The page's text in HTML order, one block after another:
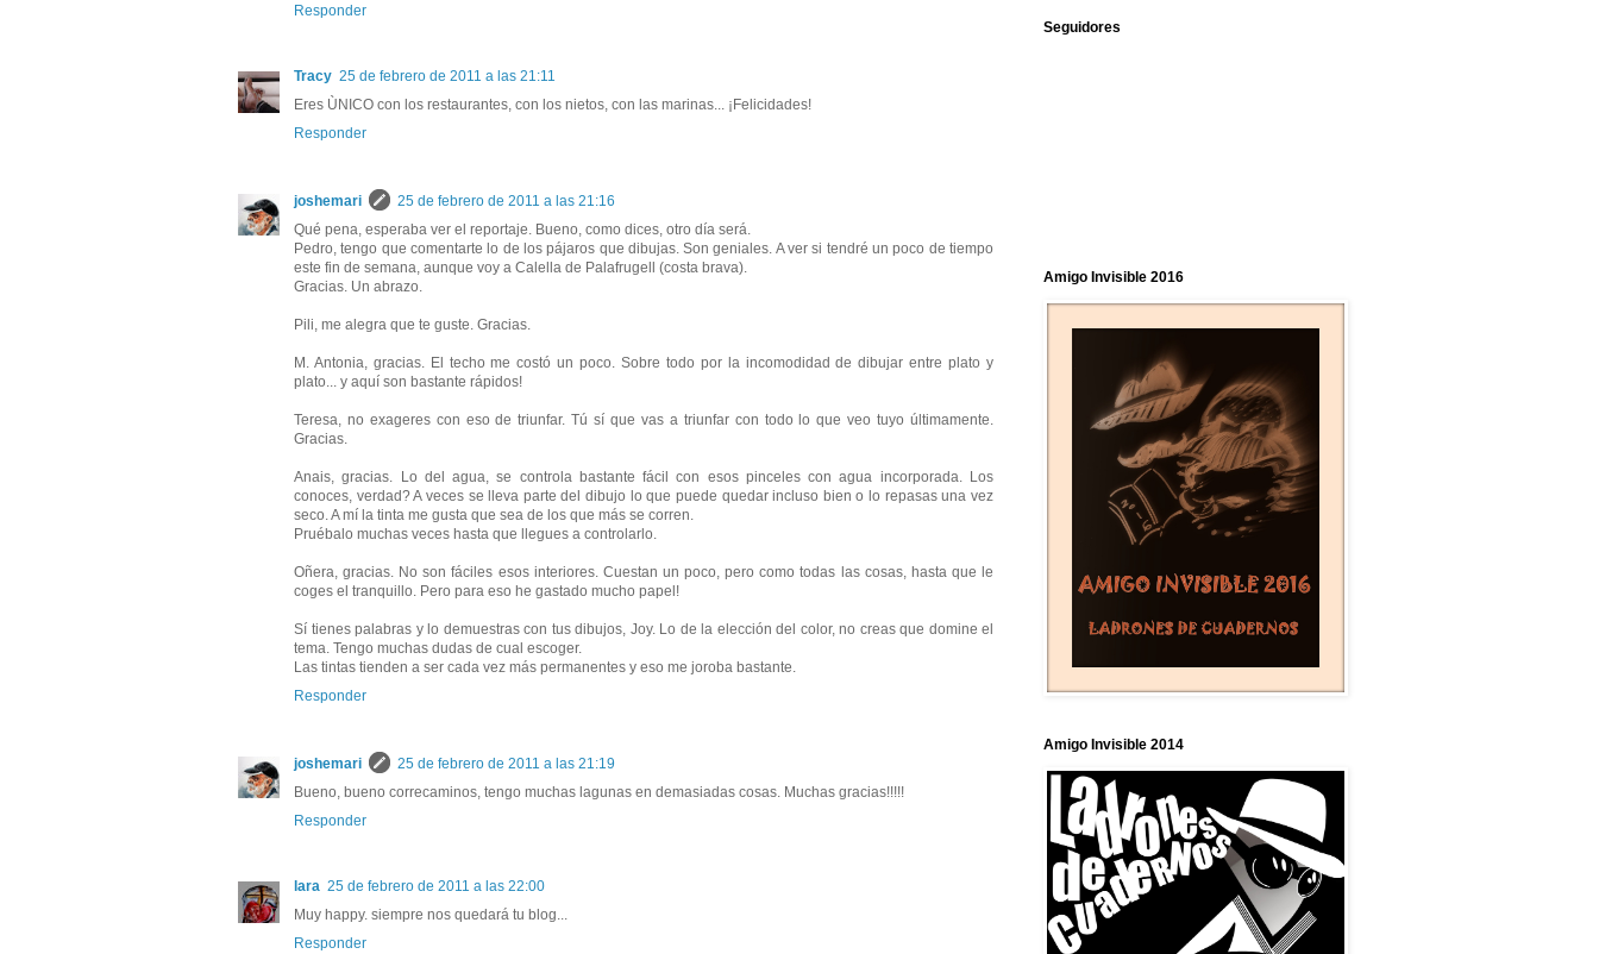
Responder
Tracy 25 de febrero de 2011 a las 21:11
Eres ÙNICO con los restaurantes, con los nietos, con las marinas... ¡Felicidades!
Responder
joshemari
25 de febrero de 2011 a las 21:16
Qué pena, esperaba ver el reportaje. Bueno, como dices, otro día será.
Pedro, tengo que comentarte lo de los pájaros que dibujas. Son geniales. A ver si tendré un poco de tiempo
este fin de semana, aunque voy a Calella de Palafrugell (costa brava).
Gracias. Un abrazo.
Pili, me alegra que te guste. Gracias.
M. Antonia, gracias. El techo me costó un poco. Sobre todo por la incomodidad de dibujar entre plato y
plato... y aquí son bastante rápidos!
Teresa, no exageres con eso de triunfar. Tú sí que vas a triunfar con todo lo que veo tuyo últimamente.
Gracias.
Anais, gracias. Lo del agua, se controla bastante fácil con esos pinceles con agua incorporada. Los
conoces, verdad? A veces se lleva parte del dibujo lo que puede quedar incluso bien o lo repasas una vez
seco. A mí la tinta me gusta que sea de los que más se corren.
Pruébalo muchas veces hasta que llegues a controlarlo.
Oñera, gracias. No son fáciles esos interiores. Cuestan un poco, pero como todas las cosas, hasta que le
coges el tranquillo. Pero para eso he gastado mucho papel!
Sí tienes palabras y lo demuestras con tus dibujos, Joy. Lo de la elección del color, no creas que domine el
tema. Tengo muchas dudas de cual escoger.
Las tintas tienden a ser cada vez más permanentes y eso me joroba bastante.
Responder
joshemari
25 de febrero de 2011 a las 21:19
Bueno, bueno correcaminos, tengo muchas lagunas en demasiadas cosas. Muchas gracias!!!!!
Responder
lara 25 de febrero de 2011 a las 22:00
Muy happy. siempre nos quedará tu blog...
Responder
Seguidores
Amigo Invisible 2016
Amigo Invisible 2014